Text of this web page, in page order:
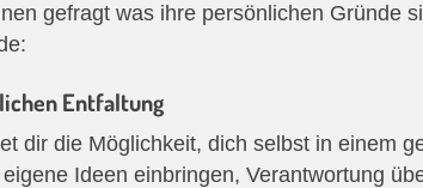
gefragt was ihre persönlichen Gründe
Entfaltung
dir die Möglichkeit, dich selbst in einem
Ideen einbringen, Verantwortung